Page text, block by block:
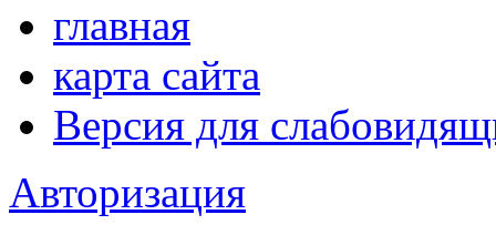
главная
карта сайта
Версия для
Авторизация